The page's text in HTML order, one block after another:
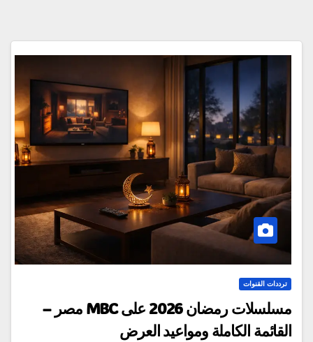
ترددات القنوات
مسلسلات رمضان 2026 على MBC مصر –
القائمة الكاملة ومواعيد العرض